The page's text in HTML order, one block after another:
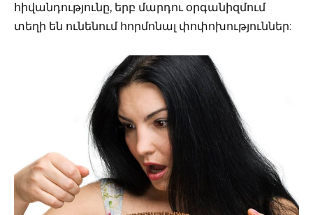
հիվանդությունը, երբ մարդու օրգանիզմում
տեղի են ունենում հորմոնալ փոփոխություններ: